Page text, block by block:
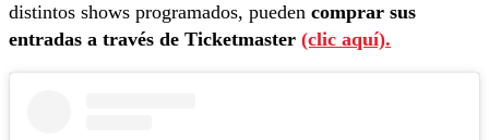
distintos shows programados, pueden comprar sus
entradas a través de Ticketmaster (clic aquí).